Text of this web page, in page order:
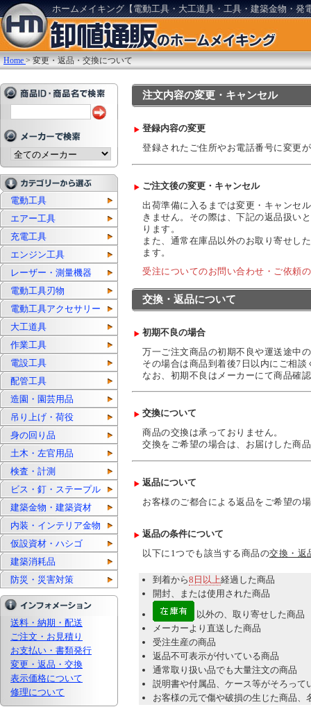
ホームメイキング【電動工具・大工道具・工具・建築金物・発
Home >変更・返品・交換について
電動工具
エアー工具
充電工具
エンジン工具
レーザー・測量機器
電動工具刃物
電動工具アクセサリー
大工道具
作業工具
電設工具
配管工具
造園・園芸用品
吊り上げ・荷役
身の回り品
土木・左官用品
検査・計測
ビス・釘・ステープル
建築金物・建築資材
内装・インテリア金物
仮設資材・ハシゴ
建築消耗品
防災・災害対策
送料・納期・配送
ご注文・お見積り
お支払い・書類発行
変更・返品・交換
表示価格について
修理について
注文内容の変更・キャンセル
登録内容の変更
登録されたご住所やお電話番号に変更
ご注文後の変更・キャンセル
出荷準備に入るまでは変更・キャンセ
きません。その際は、下記の返品扱い
ります。
また、通常在庫品以外のお取り寄せし
ます。
受注についてのお問い合わせ・ご依頼
交換・返品について
初期不良の場合
万一ご注文商品の初期不良や運送途中
その場合は商品到着後7日以内にご相
なお、初期不良はメーカーにて商品確
交換について
商品の交換は承っておりません。
交換をご希望の場合は、お届けした商
返品について
お客様のご都合による返品をご希望の
返品の条件について
以下に1つでも該当する商品の交換・返
到着から8日以上経過した商品
開封、または使用された商品
以外の、取り寄せした商品
メーカーより直送した商品
受注生産の商品
返品不可表示が付いている商品
通常取り扱い品でも大量注文の商品
説明書や付属品、ケース等がそろって
お客様の元で傷や破損の生じた商品、